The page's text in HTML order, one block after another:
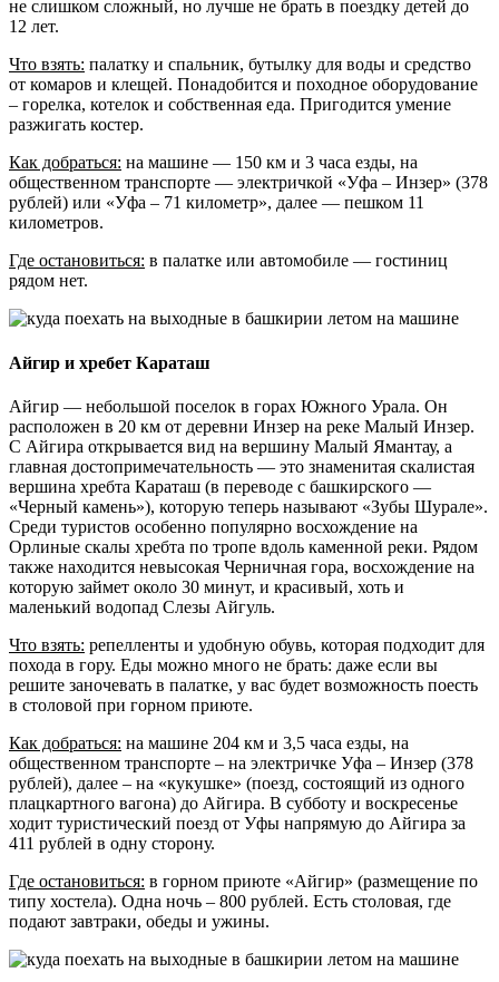
не слишком сложный, но лучше не брать в поездку детей до
12 лет.
Что взять: палатку и спальник, бутылку для воды и средство
от комаров и клещей. Понадобится и походное оборудование
– горелка, котелок и собственная еда. Пригодится умение
разжигать костер.
Как добраться: на машине — 150 км и 3 часа езды, на
общественном транспорте — электричкой «Уфа – Инзер» (378
рублей) или «Уфа – 71 километр», далее — пешком 11
километров.
Где остановиться: в палатке или автомобиле — гостиниц
рядом нет.
Айгир и хребет Караташ
Айгир — небольшой поселок в горах Южного Урала. Он
расположен в 20 км от деревни Инзер на реке Малый Инзер.
С Айгира открывается вид на вершину Малый Ямантау, а
главная достопримечательность — это знаменитая скалистая
вершина хребта Караташ (в переводе с башкирского —
«Черный камень»), которую теперь называют «Зубы Шурале».
Среди туристов особенно популярно восхождение на
Орлиные скалы хребта по тропе вдоль каменной реки. Рядом
также находится невысокая Черничная гора, восхождение на
которую займет около 30 минут, и красивый, хоть и
маленький водопад Слезы Айгуль.
Что взять: репелленты и удобную обувь, которая подходит для
похода в гору. Еды можно много не брать: даже если вы
решите заночевать в палатке, у вас будет возможность поесть
в столовой при горном приюте.
Как добраться: на машине 204 км и 3,5 часа езды, на
общественном транспорте – на электричке Уфа – Инзер (378
рублей), далее – на «кукушке» (поезд, состоящий из одного
плацкартного вагона) до Айгира. В субботу и воскресенье
ходит туристический поезд от Уфы напрямую до Айгира за
411 рублей в одну сторону.
Где остановиться: в горном приюте «Айгир» (размещение по
типу хостела). Одна ночь – 800 рублей. Есть столовая, где
подают завтраки, обеды и ужины.